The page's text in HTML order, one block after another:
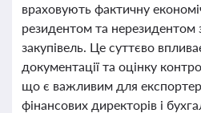
враховують фактичну
резидентом та нерезидентом
закупівель. Це суттєво
документації та оцінку
що є важливим для
фінансових директорів і